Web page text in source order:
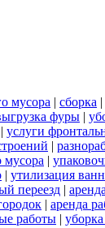
мусора | сборка |
фуры |
| услуги
|
мусора |
| утилизация
переезд |
| аренда
работы |